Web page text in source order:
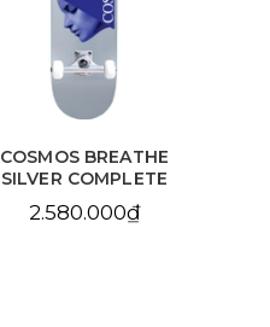
COSMOS BREATHE
SILVER COMPLETE
2.580.000₫